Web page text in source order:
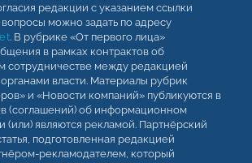
редакции с указанием ссылки
можно задать по адресу
. В рубрике «От первого лица»
в рамках контрактов об
сотрудничестве между редакцией
власти. Материалы рубрик
и «Новости компаний» публикуются в
(соглашений) об информационном
(или) являются рекламой. Партнёрский
подготовленная редакцией
рекламодателем, который